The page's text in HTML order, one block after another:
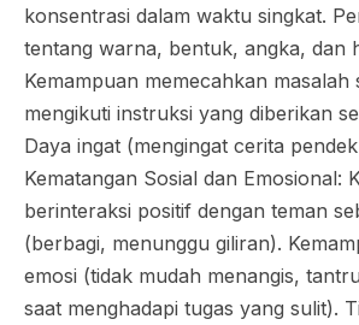
konsentrasi dalam waktu singkat.
tentang warna, bentuk, angka, dan
Kemampuan memecahkan masalah
mengikuti instruksi yang diberikan
Daya ingat (mengingat cerita
Kematangan Sosial dan Emosional:
berinteraksi positif dengan teman
(berbagi, menunggu giliran).
emosi (tidak mudah menangis,
saat menghadapi tugas yang sulit).